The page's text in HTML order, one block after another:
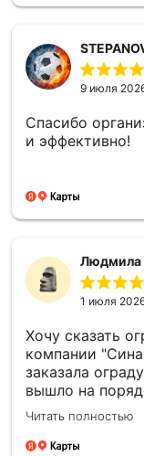
9 июля
Спасибо
и эффективно!
Людмила
1 июля
Хочу сказать
компании
заказала
вышло на
Все установили
Второй раз
о каждом этапе
Читать полностью